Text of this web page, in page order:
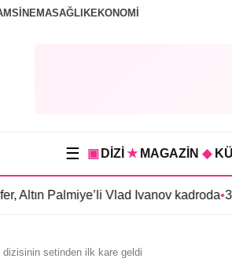
SİNEMASAĞLIKEKONOMİ
☰ ▣ DİZİ ★ MAGAZİN ◆
Vlad Ivanov kadroda•3 bölümü
setinden ilk kare geldi